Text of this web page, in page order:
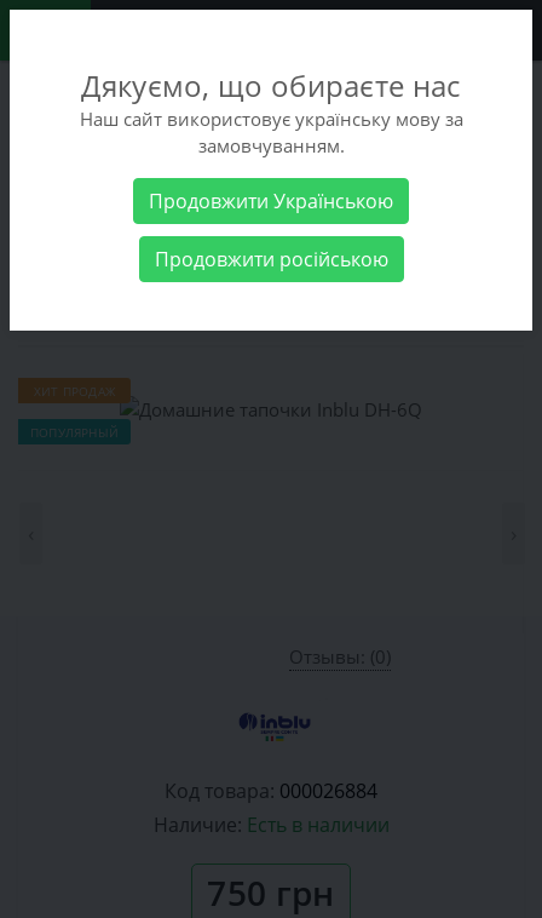
+38 (068) 486-90-09
+38 (093) 486-90-09
Женские товары Женская обувь
Домашние тапочки Inblu
ХИТ ПРОДАЖ
ПОПУЛЯРНЫЙ
Отзывы: (0)
Код товара: 000026884
Наличие: Есть в наличии
750 грн
Дякуємо, що обираєте нас
Наш сайт використовує українську мову за
замовчуванням.
Продовжити Українською
Продовжити російською